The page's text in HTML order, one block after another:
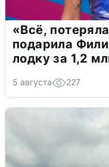
«Всё,
подарила
лодку за 1,2
5 августа 227